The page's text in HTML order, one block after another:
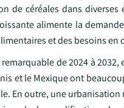
de céréales dans
alimente la
et des besoins en
de 2024 à
et le Mexique ont
En outre, une